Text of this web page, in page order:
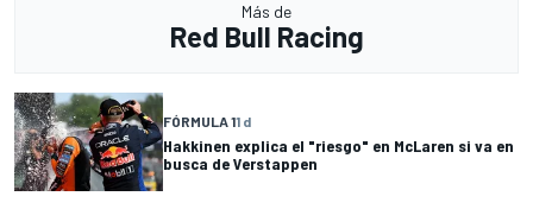
Más de
Red Bull Racing
FÓRMULA 11 d
Hakkinen explica el "riesgo" en McLaren si va en
busca de Verstappen